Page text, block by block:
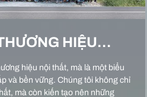
HIỆU…
hiệu nội thất, mà là một biểu
và bền vững. Chúng tôi không chỉ
mà còn kiến tạo nên những